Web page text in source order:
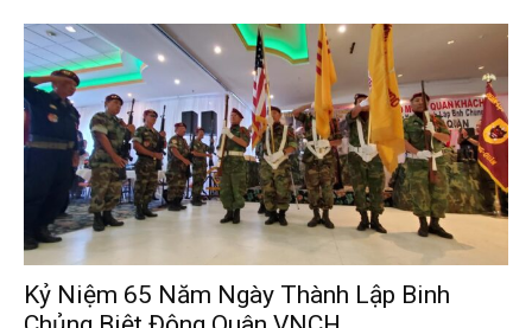
Kỷ Niệm 65 Năm Ngày Thành Lập Binh